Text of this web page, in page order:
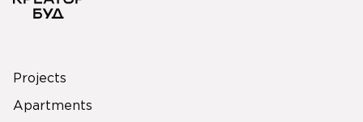
Projects
Apartments